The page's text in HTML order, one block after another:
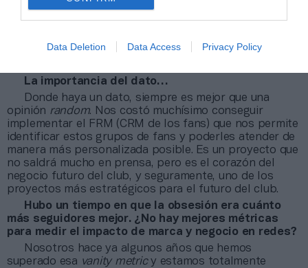
Data Deletion Data Access Privacy Policy
que más se ajusten a sus preferencias. Quizás habrá
identificamos 30 millones a los que se les puede vender
La importancia del dato…
Donde haya un dato, siempre es mejor que una
opinión random. Nos costó muchísimo conseguir
implementar el FRM (CRM de los fans) que nos permite
identificar estos grupos de fans y poderles atender de
manera más personalizada posible. Es un proyecto que
no saldrá mucho en prensa, pero es el corazón del
negocio futuro del club, y seguramente, uno de los
proyectos más estratégicos para el futuro del club.
Hubo un tiempo en que la obsesión era cuánto
más seguidores mejor. ¿No hay mejores métricas
para medir el impacto de marca y negocio en redes?
Nosotros hace ya algunos años que hemos
superado esa vanity metricy estamos totalmente